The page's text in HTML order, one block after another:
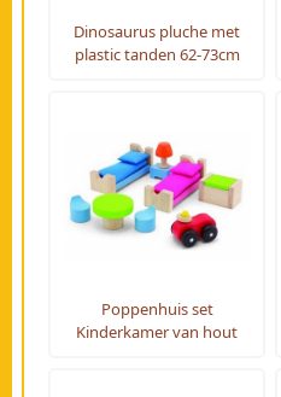
Dinosaurus pluche met
plastic tanden 62-73cm
Poppenhuis set
Kinderkamer van hout